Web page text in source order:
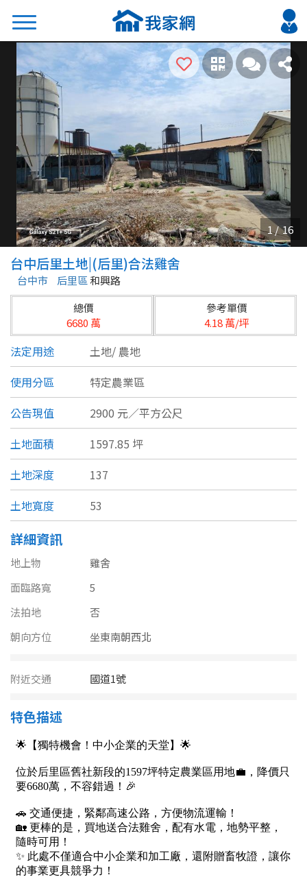
搜尋
熱門關鍵字
2026 台北降價好屋限量釋出
2026 新北降價好屋限量釋出
2026 台中降價好屋限量釋出
2026 台南降價好屋限量釋出
2026 高雄降價好屋限量釋出
縣市
不限
台北市
基隆市
新北市
宜蘭縣
桃園市
新竹市
新竹縣
苗栗縣
台中市
彰化縣
南投縣
嘉義市
台南市
高雄市
屏東縣
台東縣
區域
類型(可複選)
別墅 透天厝 樓中樓 華廈
農舍 辦公 店面 工廠
廠辦 倉庫
坪數
不拘
60~70 坪 70~80 坪
80坪以上
~ 坪
樓層
台中后里土地|(后里)合法雞舍
台中市 后里區和興路
總價
6680 萬
參考單價
4.18 萬/坪
法定用途 土地/ 農地
使用分區
特定農業區
公告現值
2900 元／平方公尺
土地面積
1597.85 坪
土地深度
137
土地寬度
53
詳細資訊
地上物
雞舍
面臨路寬
5
法拍地
否
朝向方位
坐東南朝西北
附近交通 國道1號
特色描述